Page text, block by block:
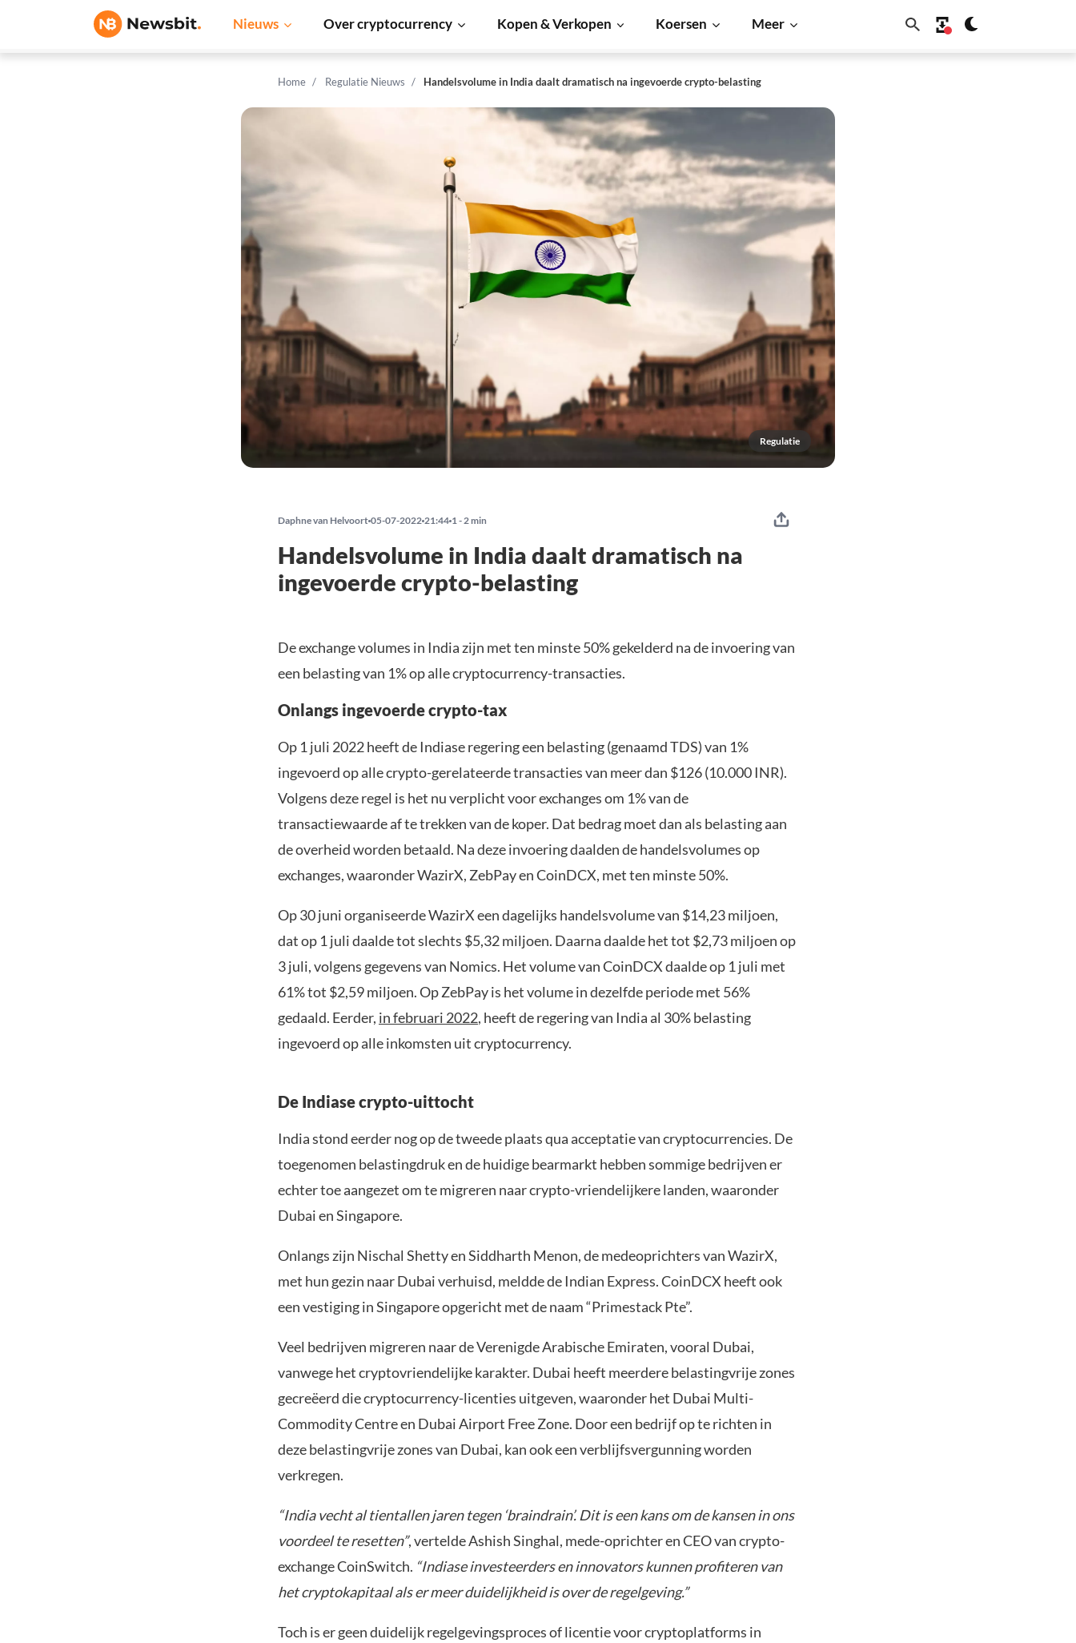
Nieuws Over cryptocurrency Kopen & Verkopen Koersen Meer
Home Regulatie Nieuws Handelsvolume in India daalt dramatisch na ingevoerde crypto-belasting
Regulatie
Daphne van Helvoort 05-07-2022 21:44 1 - 2 min
Handelsvolume in India daalt dramatisch na
ingevoerde crypto-belasting
De exchange volumes in India zijn met ten minste 50% gekelderd na de invoering van
een belasting van 1% op alle cryptocurrency-transacties.
Onlangs ingevoerde crypto-tax
Op 1 juli 2022 heeft de Indiase regering een belasting (genaamd TDS) van 1%
ingevoerd op alle crypto-gerelateerde transacties van meer dan $126 (10.000 INR).
Volgens deze regel is het nu verplicht voor exchanges om 1% van de
transactiewaarde af te trekken van de koper. Dat bedrag moet dan als belasting aan
de overheid worden betaald. Na deze invoering daalden de handelsvolumes op
exchanges, waaronder WazirX, ZebPay en CoinDCX, met ten minste 50%.
Op 30 juni organiseerde WazirX een dagelijks handelsvolume van $14,23 miljoen,
dat op 1 juli daalde tot slechts $5,32 miljoen. Daarna daalde het tot $2,73 miljoen op
3 juli, volgens gegevens van Nomics. Het volume van CoinDCX daalde op 1 juli met
61% tot $2,59 miljoen. Op ZebPay is het volume in dezelfde periode met 56%
gedaald. Eerder, in februari 2022, heeft de regering van India al 30% belasting
ingevoerd op alle inkomsten uit cryptocurrency.
De Indiase crypto-uittocht
India stond eerder nog op de tweede plaats qua acceptatie van cryptocurrencies. De
toegenomen belastingdruk en de huidige bearmarkt hebben sommige bedrijven er
echter toe aangezet om te migreren naar crypto-vriendelijkere landen, waaronder
Dubai en Singapore.
Onlangs zijn Nischal Shetty en Siddharth Menon, de medeoprichters van WazirX,
met hun gezin naar Dubai verhuisd, meldde de Indian Express. CoinDCX heeft ook
een vestiging in Singapore opgericht met de naam “Primestack Pte”.
Veel bedrijven migreren naar de Verenigde Arabische Emiraten, vooral Dubai,
vanwege het cryptovriendelijke karakter. Dubai heeft meerdere belastingvrije zones
gecreëerd die cryptocurrency-licenties uitgeven, waaronder het Dubai Multi-
Commodity Centre en Dubai Airport Free Zone. Door een bedrijf op te richten in
deze belastingvrije zones van Dubai, kan ook een verblijfsvergunning worden
verkregen.
“India vecht al tientallen jaren tegen ‘braindrain’. Dit is een kans om de kansen in ons
voordeel te resetten”, vertelde Ashish Singhal, mede-oprichter en CEO van crypto-
exchange CoinSwitch. “Indiase investeerders en innovators kunnen profiteren van
het cryptokapitaal als er meer duidelijkheid is over de regelgeving.”
Toch is er geen duidelijk regelgevingsproces of licentie voor cryptoplatforms in